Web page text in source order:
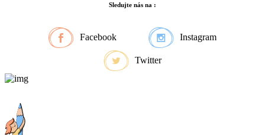
Sledujte nás na :
Facebook Instagram
Twitter